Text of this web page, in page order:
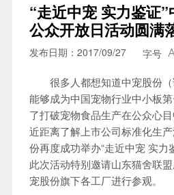
“走近中宠 实力鉴证
公众开放日活动圆满
发布日期：2017/09/27 字号
很多人都想知道中宠股份（
能够成为中国宠物行业中小板
了打破宠物食品生产在公众心
近距离了解上市公司标准化生
份再度成功举办“走近中宠 实力
此次活动特别邀请山东猫舍联
宠股份旗下各工厂进行参观。